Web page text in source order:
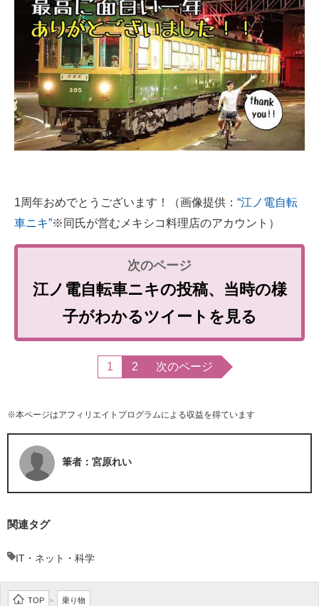
1周年おめでとうございます！（画像提供： “江ノ電自転
車ニキ”※同氏が営むメキシコ料理店のアカウント）
江ノ電自転車ニキの投稿、当時の様
子がわかるツイートを見る
1 2 次のページ
※本ページはアフィリエイトプログラムによる収益を得ています
筆者：宮原れい
関連タグ
IT・ネット・科学
TOP > 乗り物